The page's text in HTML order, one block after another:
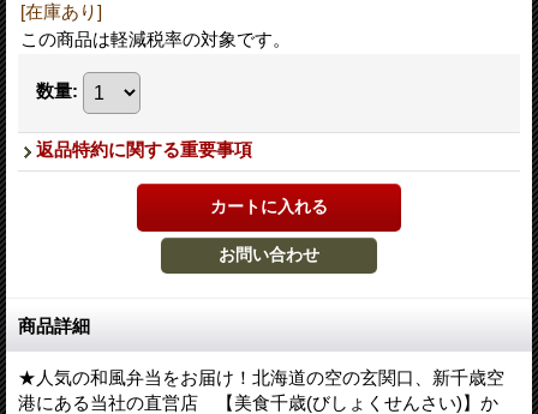
[在庫あり]
この商品は軽減税率の対象です。
数量:
返品特約に関する重要事項
商品詳細
★人気の和風弁当をお届け！北海道の空の玄関口、新千歳空
港にある当社の直営店 【美食千歳(びしょくせんさい)】か